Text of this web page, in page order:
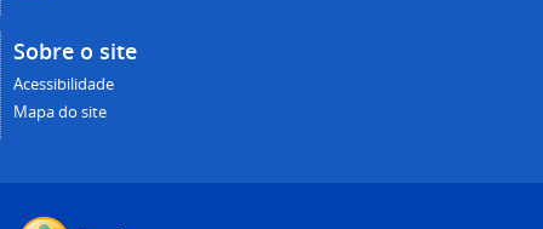
Sobre o site
Acessibilidade
Mapa do site